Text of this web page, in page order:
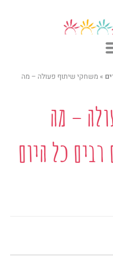
» משחקי שיתוף פעולה – מה
– מה
כל היום